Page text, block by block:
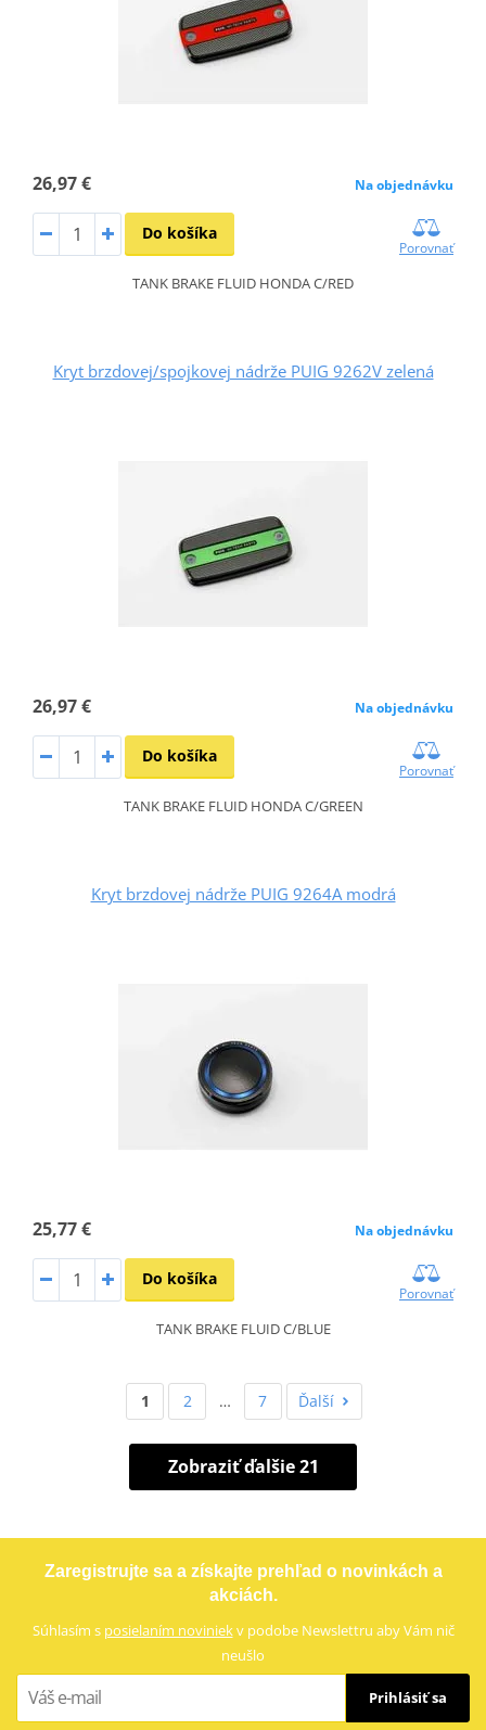
26,97 € Na objednávku
Do košíka
Porovnať
TANK BRAKE FLUID HONDA C/RED
Kryt brzdovej/spojkovej nádrže PUIG 9262V zelená
26,97 € Na objednávku
Do košíka
Porovnať
TANK BRAKE FLUID HONDA C/GREEN
Kryt brzdovej nádrže PUIG 9264A modrá
25,77 € Na objednávku
Do košíka
Porovnať
TANK BRAKE FLUID C/BLUE
1 2 … 7 Ďalší
Zobraziť ďalšie 21
Zaregistrujte sa a získajte prehľad o novinkách a
akciách.
Súhlasím s posielaním noviniekv podobe Newslettru aby Vám nič
neušlo
Prihlásiť sa